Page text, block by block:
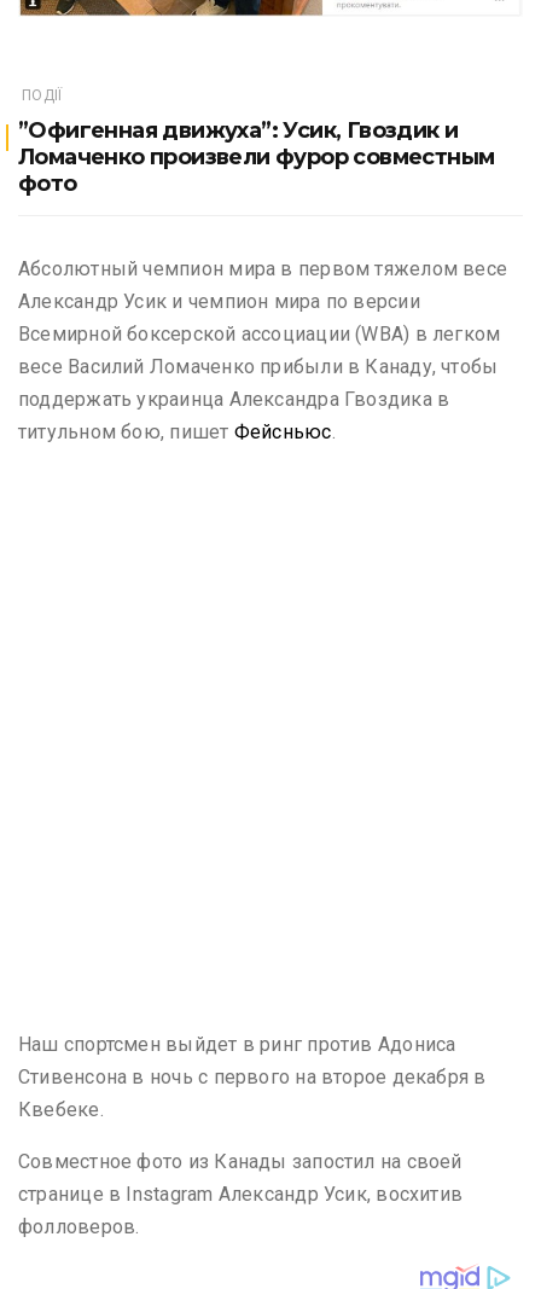
ПОДІЇ
”Офигенная движуха”: Усик, Гвоздик и
Ломаченко произвели фурор совместным
фото
Абсолютный чемпион мира в первом тяжелом весе
Александр Усик и чемпион мира по версии
Всемирной боксерской ассоциации (WBA) в легком
весе Василий Ломаченко прибыли в Канаду, чтобы
поддержать украинца Александра Гвоздика в
титульном бою, пишет Фейсньюс
Наш спортсмен выйдет в ринг против Адониса
Стивенсона в ночь с первого на второе декабря в
Квебеке.
Совместное фото из Канады запостил на своей
странице в Instagram Александр Усик, восхитив
фолловеров.